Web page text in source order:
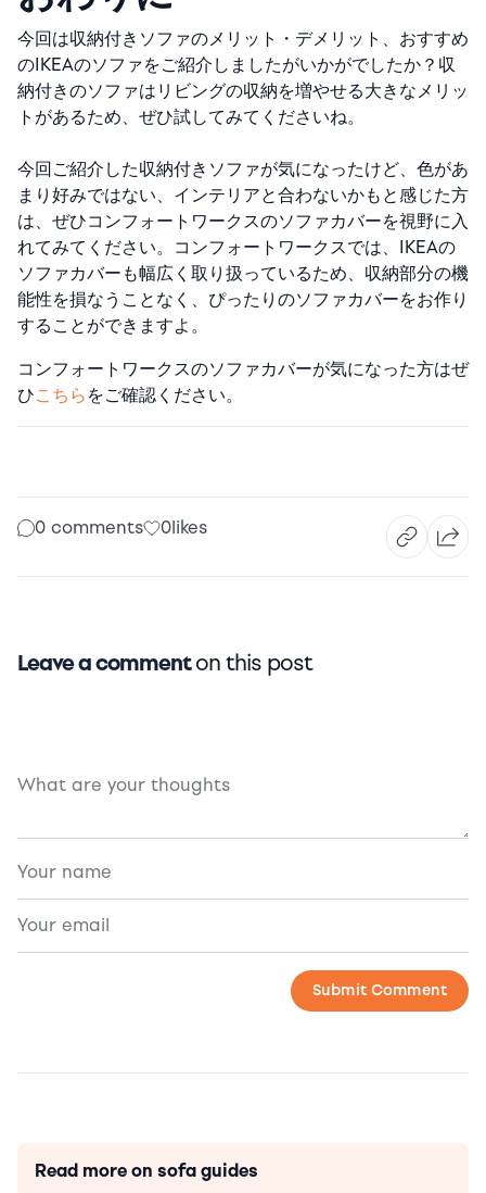
今回は収納付きソファのメリット・デメリット、おすすめ
のIKEAのソファをご紹介しましたがいかがでしたか？収
納付きのソファはリビングの収納を増やせる大きなメリッ
トがあるため、ぜひ試してみてくださいね。
今回ご紹介した収納付きソファが気になったけど、色があ
まり好みではない、インテリアと合わないかもと感じた方
は、ぜひコンフォートワークスのソファカバーを視野に入
れてみてください。コンフォートワークスでは、IKEAの
ソファカバーも幅広く取り扱っているため、収納部分の機
能性を損なうことなく、ぴったりのソファカバーをお作り
することができますよ。
コンフォートワークスのソファカバーが気になった方はぜ
ひこちら をご確認ください。
0 comments 0 likes
Leave a commenton this post
Read more on sofa guides